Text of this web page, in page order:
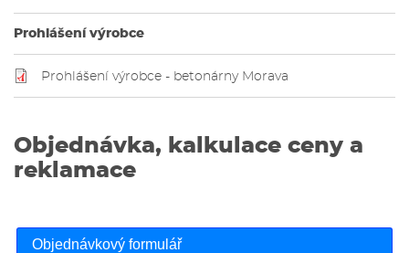
Prohlášení výrobce
Prohlášení výrobce - betonárny Morava
Objednávka, kalkulace ceny a
reklamace
Objednávkový formulář